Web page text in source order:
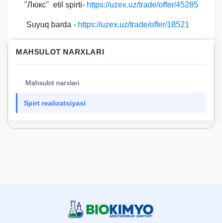
"Люкс" etil spirti- https://uzex.uz/trade/offer/45285
Suyuq barda - https://uzex.uz/trade/offer/18521
MAHSULOT NARXLARI
Mahsulot narxlari
Spirt realizatsiyasi